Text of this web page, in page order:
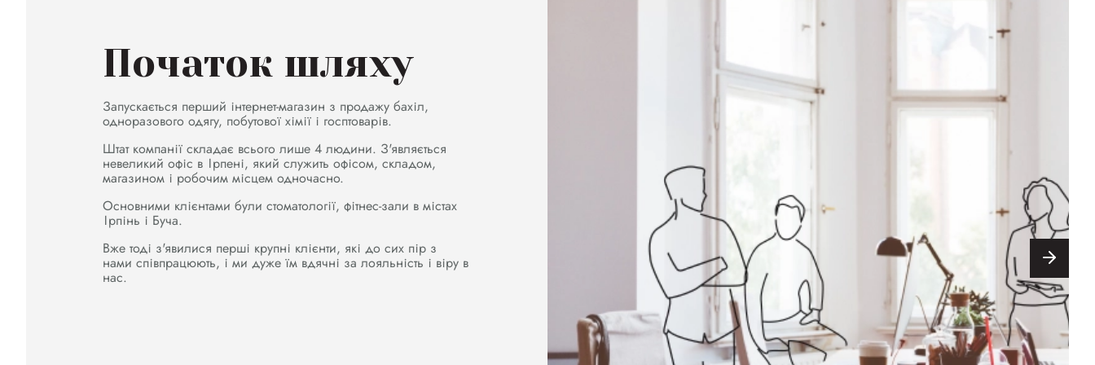
Початок шляху
Запускається перший інтернет-магазин з продажу бахіл,
одноразового одягу, побутової хімії і госптоварів.
Штат компанії складає всього лише 4 людини. З'являється
невеликий офіс в Ірпені, який служить офісом, складом,
магазином і робочим місцем одночасно.
Основними клієнтами були стоматології, фітнес-зали в містах
Ірпінь і Буча.
Вже тоді з'явилися перші крупні клієнти, які до сих пір з
нами співпрацюють, і ми дуже їм вдячні за лояльність і віру в
нас.